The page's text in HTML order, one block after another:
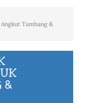
Tambang &
&